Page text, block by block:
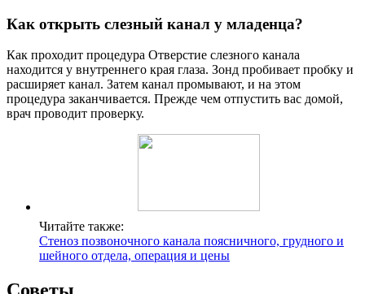
Как открыть слезный канал у младенца?
Как проходит процедура Отверстие слезного канала
находится у внутреннего края глаза. Зонд пробивает пробку и
расширяет канал. Затем канал промывают, и на этом
процедура заканчивается. Прежде чем отпустить вас домой,
врач проводит проверку.
Читайте также:
Стеноз позвоночного канала поясничного, грудного и
шейного отдела, операция и цены